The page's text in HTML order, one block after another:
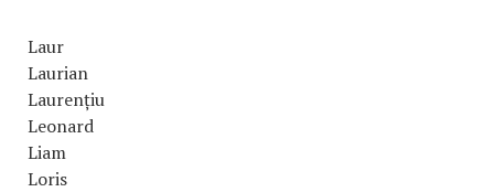
Laur
Laurian
Laurențiu
Leonard
Liam
Loris